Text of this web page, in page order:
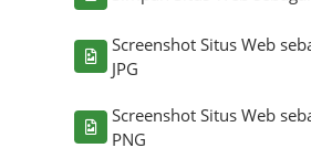
Screenshot Situs Web
JPG
Screenshot Situs Web
PNG